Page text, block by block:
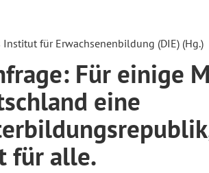
BildungBildung
Schule und Unterricht
und Wissenschaft
Arbeit
forum
Erwachsenenbildung
Institut für Erwachsenenbildung (DIE) (Hg.)
Für einige
eine
für alle.